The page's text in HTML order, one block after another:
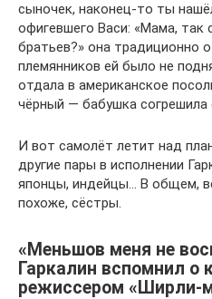
сыночек, наконец-то ты
офигевшего Васи: «Мама, так
братьев?» она традиционно
племянников ей было не
отдала в американское
чёрный — бабушка согрешила
И вот самолёт летит над
другие пары в исполнении
японцы, индейцы… В общем,
похоже, сёстры.
«Меньшов меня не
Гаркалин вспомнил о
режиссером «Ширли-